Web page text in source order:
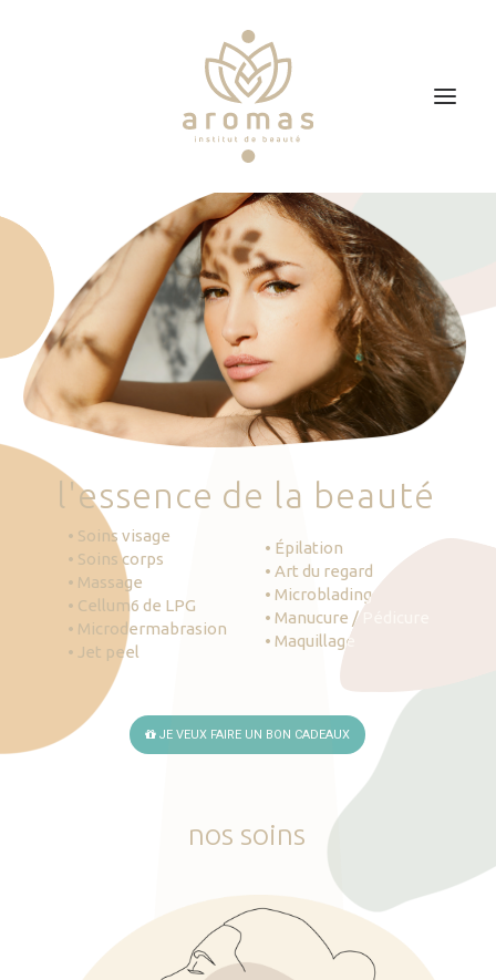
Soins
Je veux faire un bon cadeau
Plan d’accès
Prendre RDV
'essence de la beauté
• Soins visage
• Soins corps
• Massage
• Cellum6 de LPG
• Microdermabrasion
• Jet peel
• Épilation
• Art du regard
• Microblading
• Manucure / Pédicure
• Maquillage
JE VEUX FAIRE UN BON CADEAUX
nos soins